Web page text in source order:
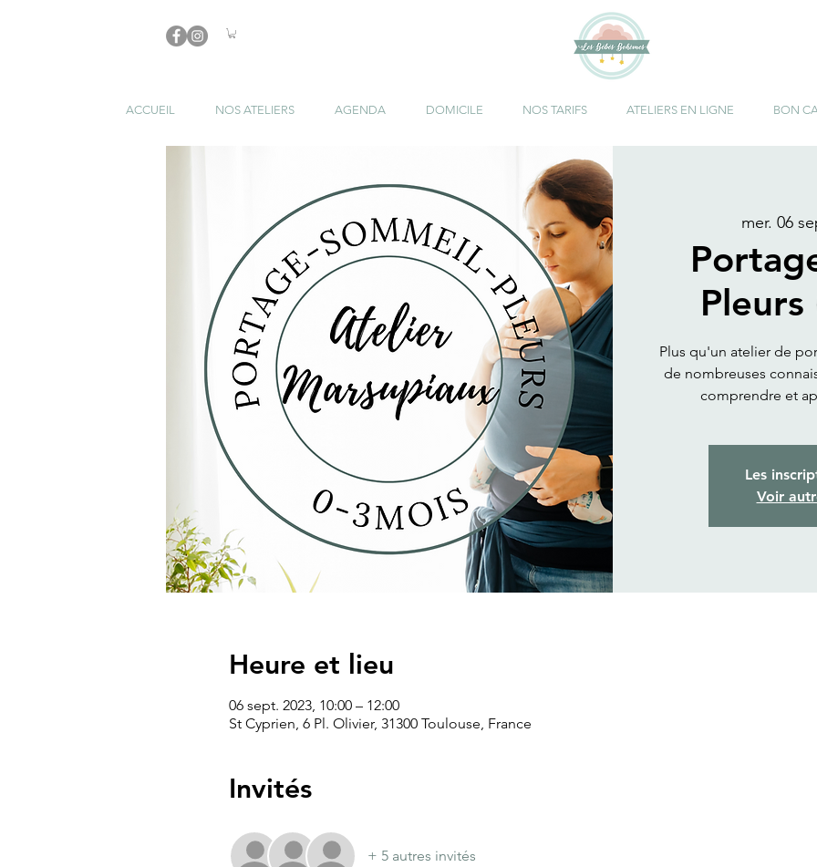
ACCUEIL NOS ATELIERS AGENDA DOMICILE NOS TARIFS ATELIERS EN LIGNE BON
mer. 06
Pleurs
Plus qu'un atelier de
de nombreuses
comprendre et
Les
Voir
Heure et lieu
06 sept. 2023, 10:00 – 12:00
St Cyprien, 6 Pl. Olivier, 31300 Toulouse, France
Invités
+ 5 autres invités